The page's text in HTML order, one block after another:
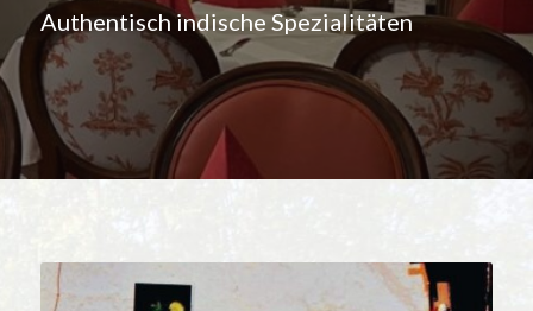
Authentisch indische Spezialitäten